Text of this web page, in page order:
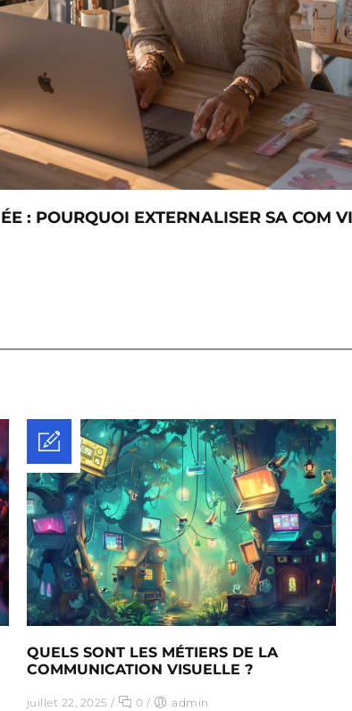
: POURQUOI EXTERNALISER SA COM
QUELS SONT LES MÉTIERS DE LA
COMMUNICATION VISUELLE ?
juillet 22, 2025 / 0 / admin